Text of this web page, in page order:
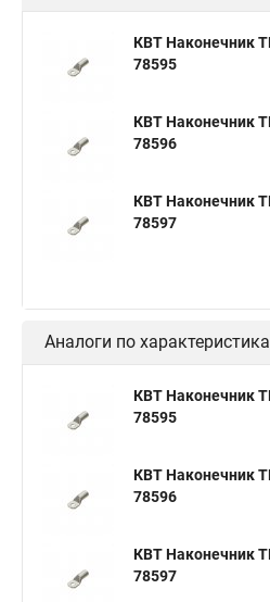
КВТ Наконечник
78595
КВТ Наконечник
78596
КВТ Наконечник
78597
Аналоги по
КВТ Наконечник
78595
КВТ Наконечник
78596
КВТ Наконечник
78597